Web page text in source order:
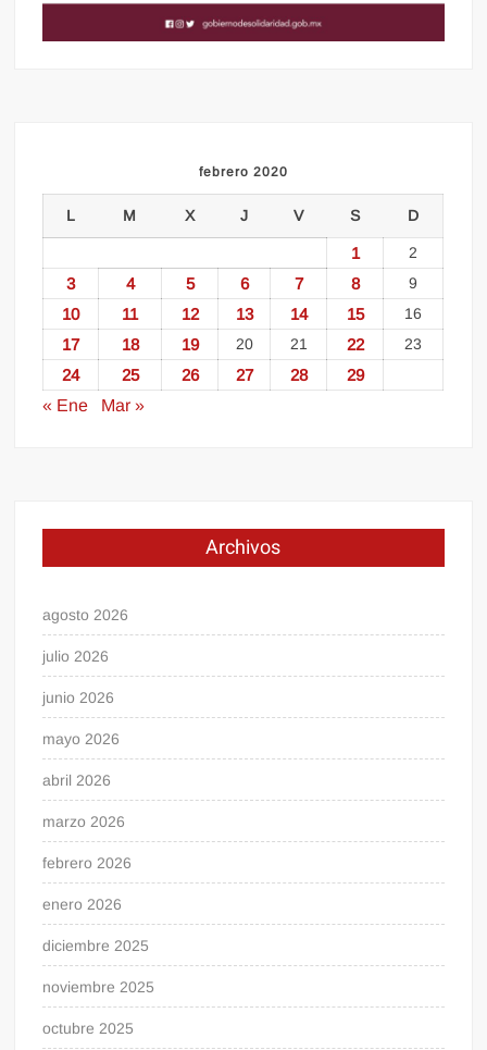
febrero 2020
L M X J V S D
1 2
3 4 5 6 7 8 9
10 11 12 13 14 15 16
17 18 19 20 21 22 23
24 25 26 27 28
29
« Ene
Mar »
Archivos
agosto 2026
julio 2026
junio 2026
mayo 2026
abril 2026
marzo 2026
febrero 2026
enero 2026
diciembre 2025
noviembre 2025
octubre 2025